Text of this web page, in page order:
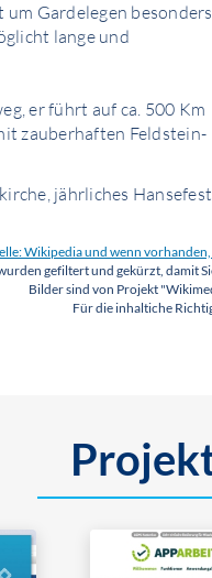
Gardelegen besonders
lange und
er führt auf ca. 500 Km
zauberhaften Feldstein-
jährliches
Wikipedia und wenn
gefiltert und gekürzt, damit
Bilder sind von Projekt
Für die inhaltiche